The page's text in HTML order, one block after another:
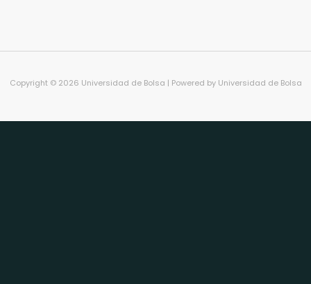
Copyright © 2026 Universidad de Bolsa | Powered by Universidad de Bolsa